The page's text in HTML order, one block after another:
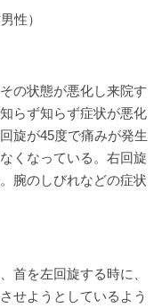
性）
の状態が悪化し来院す
らず知らず症状が悪化
旋が45度で痛みが発生
くなっている。右回旋
腕のしびれなどの症状
首を左回旋する時に、
せようとしているよう